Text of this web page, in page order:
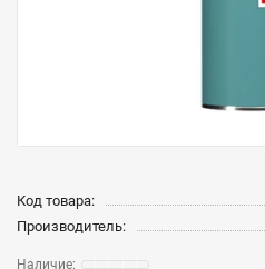
Код товара:
Производитель: